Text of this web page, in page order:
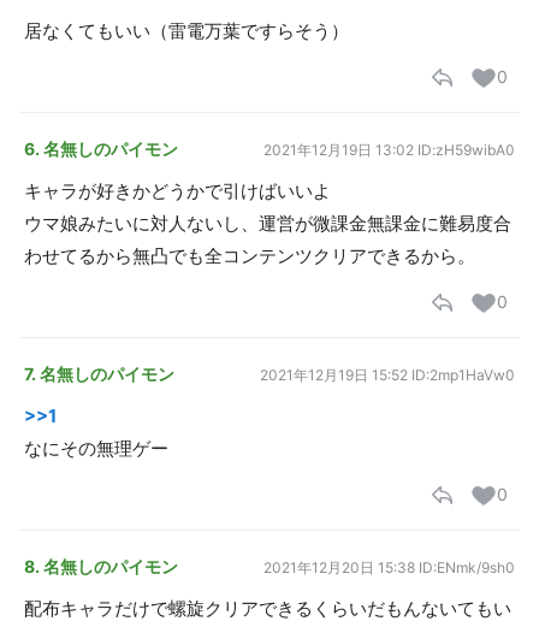
居なくてもいい（雷電万葉ですらそう）
0
6. 名無しのパイモン 2021年12月19日 13:02 ID:zH59wibA0
キャラが好きかどうかで引けばいいよ
ウマ娘みたいに対人ないし、運営が微課金無課金に難易度合
わせてるから無凸でも全コンテンツクリアできるから。
0
7. 名無しのパイモン 2021年12月19日 15:52 ID:2mp1HaVw0
>>1
なにその無理ゲー
0
8. 名無しのパイモン 2021年12月20日 15:38 ID:ENmk/9sh0
配布キャラだけで螺旋クリアできるくらいだもんないてもい